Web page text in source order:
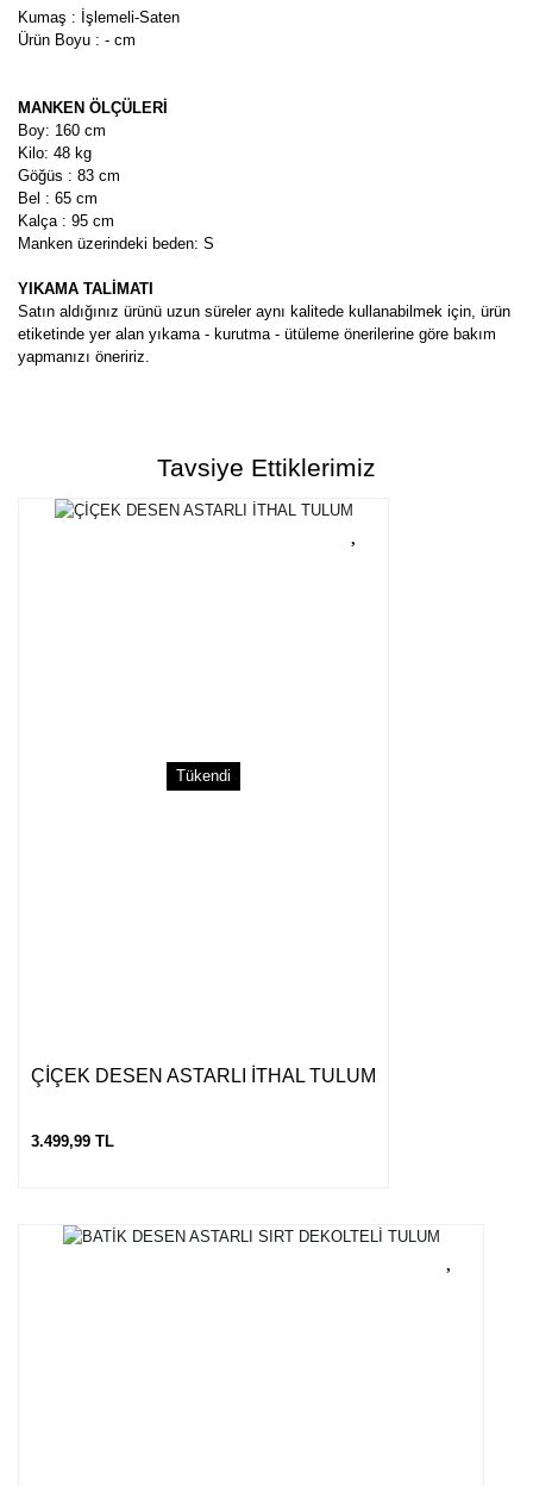
Kumaş : İşlemeli-Saten
Ürün Boyu : - cm
MANKEN ÖLÇÜLERİ
Boy: 160 cm
Kilo: 48 kg
Göğüs : 83 cm
Bel : 65 cm
Kalça : 95 cm
Manken üzerindeki beden: S
YIKAMA TALİMATI
Satın aldığınız ürünü uzun süreler aynı kalitede kullanabilmek için, ürün
etiketinde yer alan yıkama - kurutma - ütüleme önerilerine göre bakım
yapmanızı öneririz.
tarafımıza iletebilirsiniz.
Görüş ve önerileriniz için teşekkür ederiz.
Ürün resmi kalitesiz, bozuk veya görüntülenemiyor.
Tavsiye Ettiklerimiz
Tükendi
ÇİÇEK DESEN ASTARLI İTHAL TULUM
3.499,99 TL